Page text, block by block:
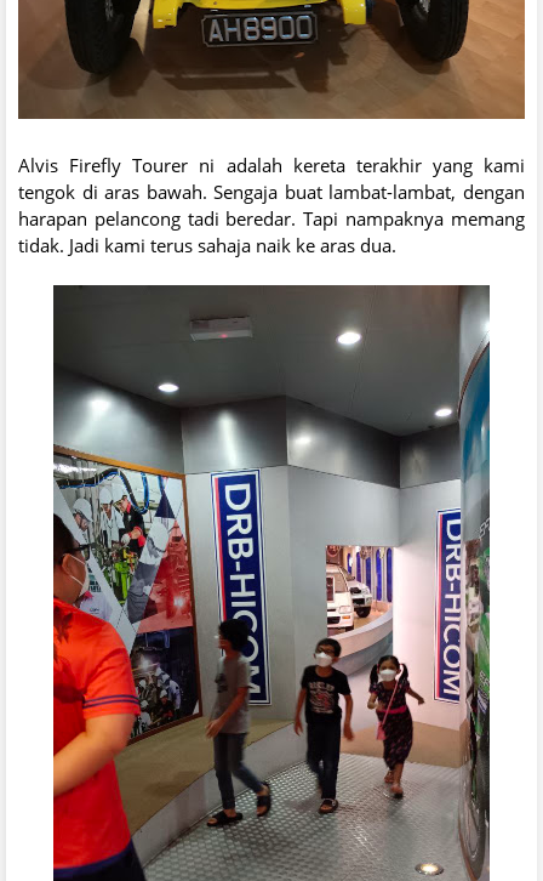
Alvis Firefly Tourer ni adalah kereta terakhir yang kami
tengok di aras bawah. Sengaja buat lambat-lambat, dengan
harapan pelancong tadi beredar. Tapi nampaknya memang
tidak. Jadi kami terus sahaja naik ke aras dua.